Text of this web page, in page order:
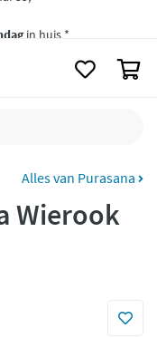
Alles van Purasana
Wierook